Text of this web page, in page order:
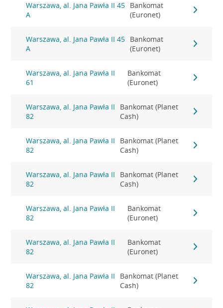
Warszawa, al. Jana Pawła II 45
A
Bankomat
(Euronet)
Warszawa, al. Jana Pawła II 45
A
Bankomat
(Euronet)
Warszawa, al. Jana Pawła II
61
Bankomat
(Euronet)
Warszawa, al. Jana Pawła II
82
Bankomat (Planet
Cash)
Warszawa, al. Jana Pawła II
82
Bankomat (Planet
Cash)
Warszawa, al. Jana Pawła II
82
Bankomat (Planet
Cash)
Warszawa, al. Jana Pawła II
82
Bankomat
(Euronet)
Warszawa, al. Jana Pawła II
82
Bankomat
(Euronet)
Warszawa, al. Jana Pawła II
82
Bankomat (Planet
Cash)